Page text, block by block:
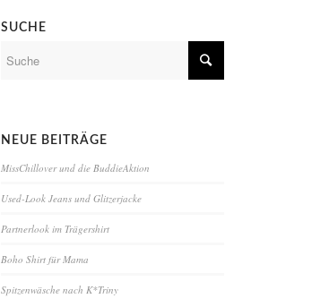
SUCHE
NEUE BEITRÄGE
MissChillover und die BuddieAktion
Used-Look Jeans und Glitzerjacke
Partnerlook im Trägershirt
Boho Shirt für Mama
Spitzenwäsche nach K*Triny